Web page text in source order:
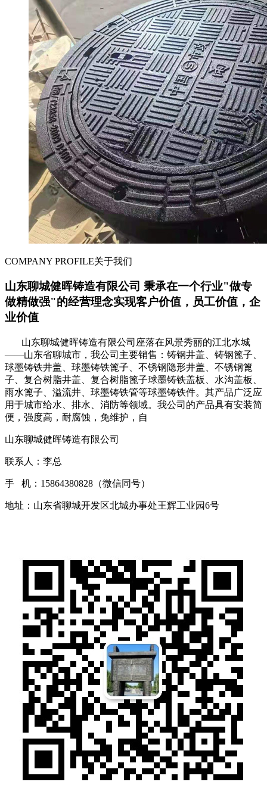
COMPANY PROFILE关于我们
山东聊城健晖铸造有限公司 秉承在一个行业"做专
做精做强"的经营理念实现客户价值，员工价值，企
业价值
山东聊城健晖铸造有限公司座落在风景秀丽的江北水城
——山东省聊城市，我公司主要销售：铸钢井盖、铸钢篦子、
球墨铸铁井盖、球墨铸铁篦子、不锈钢隐形井盖、不锈钢篦
子、复合树脂井盖、复合树脂篦子球墨铸铁盖板、水沟盖板、
雨水篦子、溢流井、球墨铸铁管等球墨铸铁件。其产品广泛应
用于城市给水、排水、消防等领域。我公司的产品具有安装简
便，强度高，耐腐蚀，免维护，自
山东聊城健晖铸造有限公司
联系人：李总
手 机：15864380828（微信同号）
地址：山东省聊城开发区北城办事处王辉工业园6号